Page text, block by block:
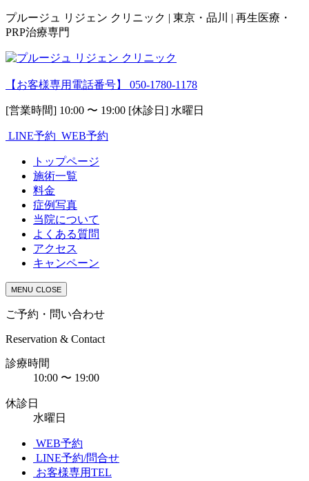
プルージュ リジェン クリニック | 東京・品川 | 再生医療・
PRP治療専門
【お客様専用電話番号】 050-1780-1178
[営業時間] 10:00 〜 19:00 [休診日] 水曜日
LINE予約 WEB予約
トップページ
施術一覧
料金
症例写真
当院について
よくある質問
アクセス
キャンペーン
MENU CLOSE
ご予約・問い合わせ
Reservation & Contact
診療時間
10:00 〜 19:00
休診日
水曜日
WEB予約
LINE予約/問合せ
お客様専用TEL